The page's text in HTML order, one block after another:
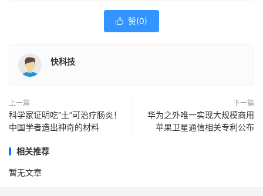
 赞(0)
快科技
上一篇
科学家证明吃“土”可治疗肠炎！
中国学者造出神奇的材料
下一篇
华为之外唯一实现大规模商用
苹果卫星通信相关专利公布
相关推荐
暂无文章